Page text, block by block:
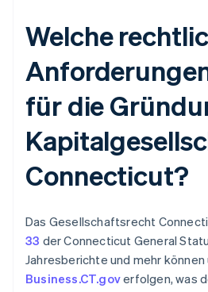
Welche
für die
Connecticut?
Das Gesellschaftsrecht
33 der Connecticut General
Jahresberichte und mehr
Business.CT.goverfolgen, was